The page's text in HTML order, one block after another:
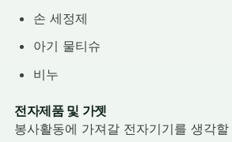
손 세정제
아기 물티슈
비누
전자제품 및 가젯
봉사활동에 가져갈 전자기기를 생각